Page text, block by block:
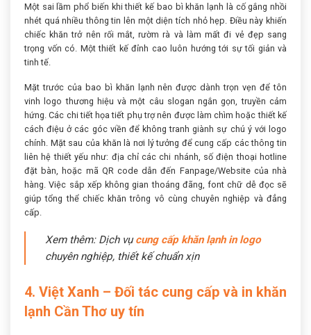
Một sai lầm phổ biến khi thiết kế bao bì khăn lạnh là cố gắng nhồi
nhét quá nhiều thông tin lên một diện tích nhỏ hẹp. Điều này khiến
chiếc khăn trở nên rối mắt, rườm rà và làm mất đi vẻ đẹp sang
trọng vốn có. Một thiết kế đỉnh cao luôn hướng tới sự tối giản và
tinh tế.
Mặt trước của bao bì khăn lạnh nên được dành trọn vẹn để tôn
vinh logo thương hiệu và một câu slogan ngắn gọn, truyền cảm
hứng. Các chi tiết họa tiết phụ trợ nên được làm chìm hoặc thiết kế
cách điệu ở các góc viền để không tranh giành sự chú ý với logo
chính. Mặt sau của khăn là nơi lý tưởng để cung cấp các thông tin
liên hệ thiết yếu như: địa chỉ các chi nhánh, số điện thoại hotline
đặt bàn, hoặc mã QR code dẫn đến Fanpage/Website của nhà
hàng. Việc sắp xếp không gian thoáng đãng, font chữ dễ đọc sẽ
giúp tổng thể chiếc khăn trông vô cùng chuyên nghiệp và đẳng
cấp.
Xem thêm: Dịch vụcung cấp khăn lạnh in logo
chuyên nghiệp, thiết kế chuẩn xịn
4. Việt Xanh – Đối tác cung cấp và in khăn
lạnh Cần Thơ uy tín